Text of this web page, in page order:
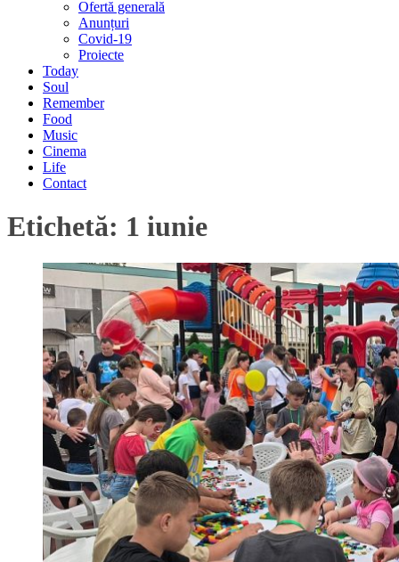
Ofertă generală
Anunțuri
Covid-19
Proiecte
Today
Soul
Remember
Food
Music
Cinema
Life
Contact
Etichetă: 1 iunie